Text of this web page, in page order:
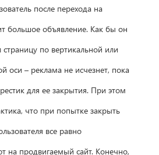
после перехода на
большое объявление. Как бы он
по вертикальной или
оси – реклама не исчезнет, пока
для ее закрытия. При этом
что при попытке закрыть
все равно
на продвигаемый сайт. Конечно,